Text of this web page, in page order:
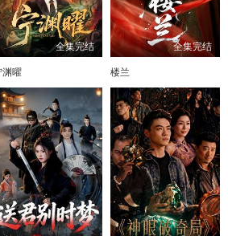
全集完结
渊曜
全集完结
楼兰